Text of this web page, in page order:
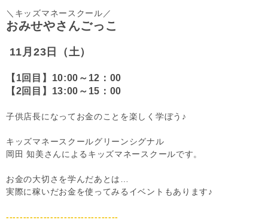
＼キッズマネースクール／
おみせやさんごっこ
11月23日（土）
【1回目】10:00～12：00
【2回目】13:00～15：00
子供店長になってお金のことを楽しく学ぼう♪
キッズマネースクールグリーンシグナル
岡田 知美さんによるキッズマネースクールです。
お金の大切さを学んだあとは…
実際に稼いだお金を使ってみるイベントもあります♪
---------------------------------